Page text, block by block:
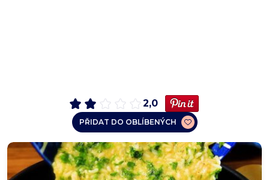
2,0
PŘIDAT DO OBLÍBENÝCH